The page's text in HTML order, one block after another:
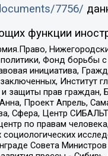
7756/
функции
Фонд
инициатива,
Институт
защиты прав
Проект Апрель,
Сфера, Центр
по правам
социологических
Совета